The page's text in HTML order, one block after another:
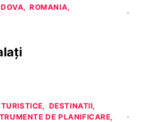
ROMANIA
DESTINATII
DE PLANIFICARE